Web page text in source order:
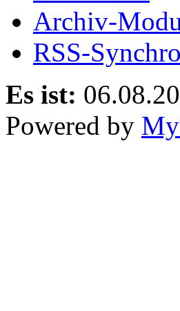
Archiv-
RSS-
Es ist:
Powered by